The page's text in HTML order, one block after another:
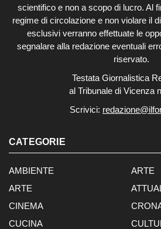
scientifico e non a scopo di lucro. Al
regime di circolazione e non violare il
esclusivi verranno effettuate le
segnalare alla redazione eventuali
riservato.
Testata Giornalistica
al Tribunale di Vicenza
Scrivici:
CATEGORIE
AMBIENTE
ARTE
ARTE
CINEMA
CUCINA